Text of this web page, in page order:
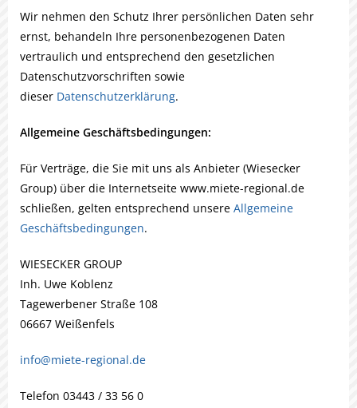
Wir nehmen den Schutz Ihrer persönlichen Daten sehr
ernst, behandeln Ihre personenbezogenen Daten
vertraulich und entsprechend den gesetzlichen
Datenschutzvorschriften sowie
dieser Datenschutzerklärung.
Allgemeine Geschäftsbedingungen:
Für Verträge, die Sie mit uns als Anbieter (Wiesecker
Group) über die Internetseite www.miete-regional.de
schließen, gelten entsprechend unsere Allgemeine
Geschäftsbedingungen.
WIESECKER GROUP
Inh. Uwe Koblenz
Tagewerbener Straße 108
06667 Weißenfels
info@miete-regional.de
Telefon 03443 / 33 56 0